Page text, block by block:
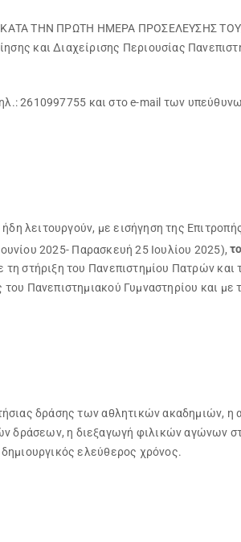
ΤΗΝ ΠΡΩΤΗ ΗΜΕΡΑ ΠΡΟΣΕΛΕΥΣΗΣ
και Διαχείρισης Περιουσίας
2610997755 και στο e-mail των
λειτουργούν, με εισήγηση της
2025- Παρασκευή 25 Ιουλίου 2025),
στήριξη του Πανεπιστημίου Πατρών και
Πανεπιστημιακού Γυμναστηρίου και με
δράσης των αθλητικών ακαδημιών, η
δράσεων, η διεξαγωγή φιλικών αγώνων
ελεύθερος χρόνος.